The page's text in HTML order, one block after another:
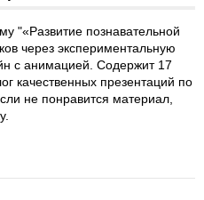
"«Развитие познавательной
через экспериментальную
с анимацией. Содержит 17
качественных презентаций по
не понравится материал,